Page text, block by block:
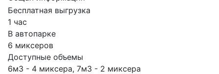
Бесплатная выгрузка
1 час
В автопарке
6 миксеров
Доступные объемы
6м3 - 4 миксера, 7м3 - 2 миксера